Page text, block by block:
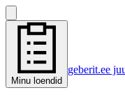
Minu loendid
geberit.ee